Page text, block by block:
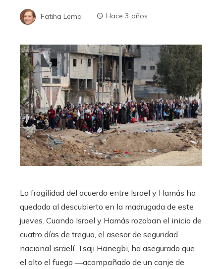
Fatiha Lema Hace 3 años
La fragilidad del acuerdo entre Israel y Hamás ha
quedado al descubierto en la madrugada de este
jueves. Cuando Israel y Hamás rozaban el inicio de
cuatro días de tregua, el asesor de seguridad
nacional israelí, Tsaji Hanegbi, ha asegurado que
el alto el fuego ―acompañado de un canje de